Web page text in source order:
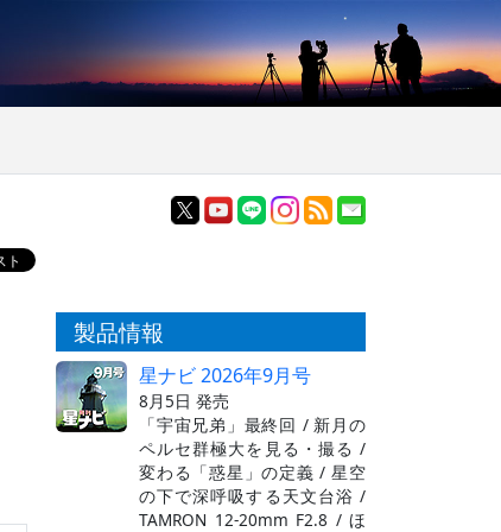
製品情報
星ナビ 2026年9月号
8月5日 発売
「宇宙兄弟」最終回 / 新月の
ペルセ群極大を見る・撮る /
変わる「惑星」の定義 / 星空
の下で深呼吸する天文台浴 /
TAMRON 12-20mm F2.8 / ほ